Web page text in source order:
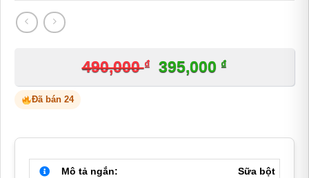
490,000₫
Giá
gốc
490,000 ₫.
395,000 ₫
hiện
là:
395,000 ₫.
Đã bán 24
Mô tả ngắn: Sữa bột